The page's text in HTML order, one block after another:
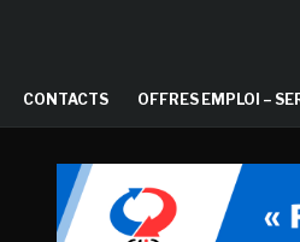
CONTACTS OFFRES EMPLOI –